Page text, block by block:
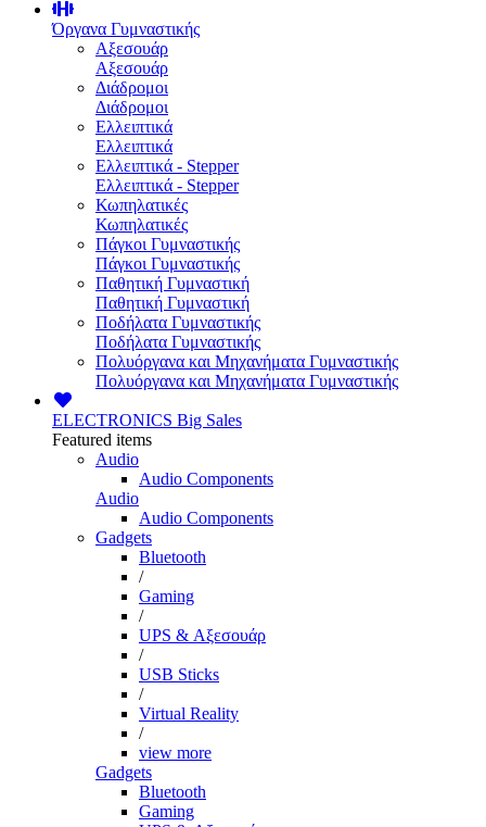
Όργανα Γυμναστικής
Αξεσουάρ
Αξεσουάρ
Διάδρομοι
Διάδρομοι
Ελλειπτικά
Ελλειπτικά
Ελλειπτικά - Stepper
Ελλειπτικά - Stepper
Κωπηλατικές
Κωπηλατικές
Πάγκοι Γυμναστικής
Πάγκοι Γυμναστικής
Παθητική Γυμναστική
Παθητική Γυμναστική
Ποδήλατα Γυμναστικής
Ποδήλατα Γυμναστικής
Πολυόργανα και Μηχανήματα Γυμναστικής
Πολυόργανα και Μηχανήματα Γυμναστικής
ELECTRONICS Big Sales
Featured items
Audio
Audio Components
Audio
Audio Components
Gadgets
Bluetooth
/
Gaming
/
UPS & Αξεσουάρ
/
USB Sticks
/
Virtual Reality
/
view more
Gadgets
Bluetooth
Gaming